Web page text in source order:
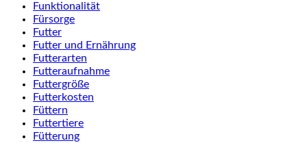
Funktionalität
Fürsorge
Futter
Futter und Ernährung
Futterarten
Futteraufnahme
Futtergröße
Futterkosten
Füttern
Futtertiere
Fütterung